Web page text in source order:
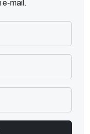
e-mail.